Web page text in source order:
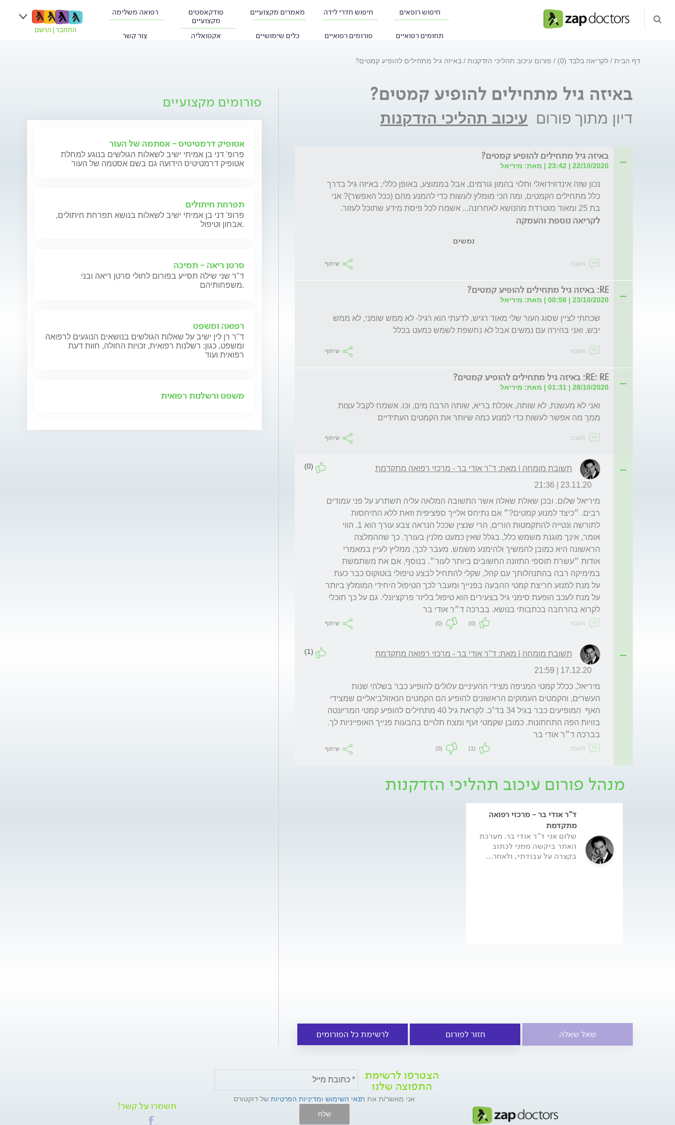
חיפוש רופאים חיפוש חדרי לידה מאמרים מקצועיים
פודקאסטים
מקצועיים
רפואה משלימה
תחומים רפואיים פורומים רפואיים כלים שימושיים אקטואליה צור קשר
התחבר הרשם
דף הבית לקריאה בלבד (0) פורום עיכוב תהליכי הזדקנות באיזה גיל מתחילים להופיע קמטים?
באיזה גיל מתחילים להופיע קמטים?
דיון מתוך פורום עיכוב תהליכי הזדקנות
באיזה גיל מתחילים להופיע קמטים?
22/10/2020 | 23:42 | מאת: מיריאל
בת 25 ומאוד מוטרדת מהנושא לאחרונה... אשמח לכל פיסת מידע שתוכל לעזור.
לקריאה נוספת והעמקה
נמשים
תגובה שיתוף
RE: באיזה גיל מתחילים להופיע קמטים?
23/10/2020 | 00:58 | מאת: מיריאל
יבש. ואני בהירה עם נמשים אבל לא נחשפת לשמש כמעט בכלל
תגובה שיתוף
RE: RE: באיזה גיל מתחילים להופיע קמטים?
28/10/2020 | 01:31 | מאת: מיריאל
ממך מה אפשר לעשות כדי למנוע כמה שיותר את הקמטים העתידיים
תגובה שיתוף
תשובת מומחה | מאת: ד"ר אודי בר - מרכזי רפואה מתקדמת
23.11.20 | 21:36
(0)
לקרוא בהרחבה בכתבותי בנושא. בברכה ד״ר אודי בר
תגובה (0)
(0) שיתוף
תשובת מומחה | מאת: ד"ר אודי בר - מרכזי רפואה מתקדמת
17.12.20 | 21:59
(1)
בברכה ד״ר אודי בר
תגובה (1)
(0) שיתוף
מנהל פורום עיכוב תהליכי הזדקנות
ד"ר אודי בר - מרכזי רפואה
מתקדמת
שלום אני ד"ר אודי בר. מערכת
האתר ביקשה ממני לכתוב
בקצרה על עבודתי, ולאחר...
שאל שאלה חזור לפורום לרשימת כל הפורומים
פורומים מקצועיים
אטופיק דרמטיטיס - אסתמה של העור
פרופ' דני בן אמיתי ישיב לשאלות הגולשים בנוגע למחלת
אטופיק דרמטיטיס הידועה גם בשם אסטמה של העור
תפרחת חיתולים
פרופ' דני בן אמיתי ישיב לשאלות בנושא תפרחת חיתולים,
אבחון וטיפול.
סרטן ריאה - תמיכה
ד"ר שני שילה תסייע בפורום לחולי סרטן ריאה ובני
משפחותיהם.
רפואה ומשפט
ד"ר רן לין ישיב על שאלות הגולשים בנושאים הנוגעים לרפואה
ומשפט, כגון: רשלנות רפואית, זכויות החולה, חוות דעת
רפואית ועוד
משפט ורשלנות רפואית
הצטרפו לרשימת
התפוצה שלנו
אני מאשר/ת את תנאי השימוש ומדיניות הפרטיות של דוקטורס
שלח
תשמרו על קשר!